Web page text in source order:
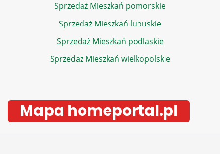
Sprzedaż Mieszkań pomorskie
Sprzedaż Mieszkań lubuskie
Sprzedaż Mieszkań podlaskie
Sprzedaż Mieszkań wielkopolskie
Mapa homeportal.pl